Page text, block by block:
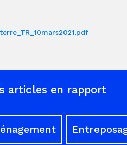
articles en rapport